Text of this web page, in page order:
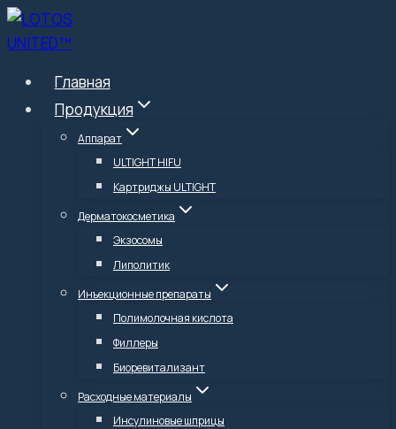
Перейти
к
Главная
Продукция
Аппарат
ULTIGHT HIFU
Картриджы ULTIGHT
Дерматокосметика
Экзосомы
Липолитик
Инъекционные препараты
Полимолочная кислота
Филлеры
Биоревитализант
Расходные материалы
Инсулиновые шприцы